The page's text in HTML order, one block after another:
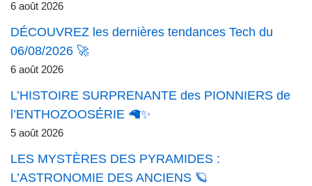
6 août 2026
DÉCOUVREZ les dernières tendances Tech du
06/08/2026 🚀
6 août 2026
L’HISTOIRE SURPRENANTE des PIONNIERS de
l’ENTHOZOOSÉRIE 🦙✨
5 août 2026
LES MYSTÈRES DES PYRAMIDES :
L’ASTRONOMIE DES ANCIENS 🪐